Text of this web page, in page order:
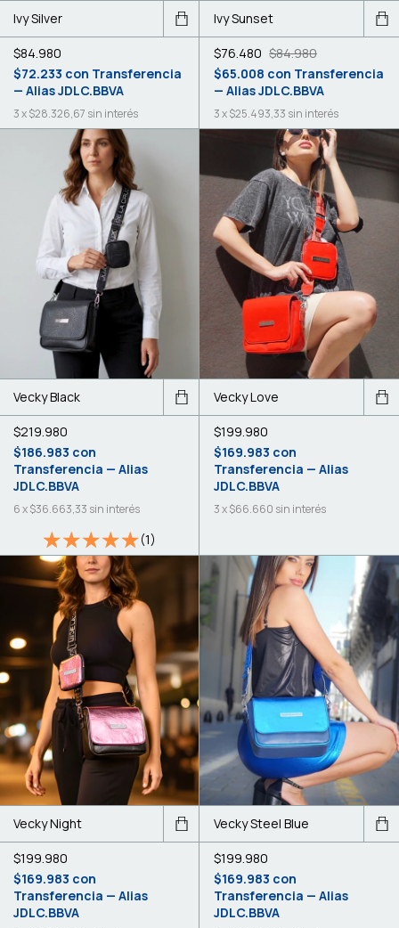
Ivy Silver
$84.980
$72.233 con Transferencia
— Alias JDLC.BBVA
3x$28.326,67 sin interés
Ivy Sunset
$76.480 $84.980
$65.008 con Transferencia
— Alias JDLC.BBVA
3x$25.493,33 sin interés
Vecky Black
$219.980
$186.983 con
Transferencia — Alias
JDLC.BBVA
6x$36.663,33 sin interés
(1)
Vecky Love
$199.980
$169.983 con
Transferencia — Alias
JDLC.BBVA
3x$66.660 sin interés
Vecky Night
$199.980
$169.983 con
Transferencia — Alias
JDLC.BBVA
Vecky Steel Blue
$199.980
$169.983 con
Transferencia — Alias
JDLC.BBVA